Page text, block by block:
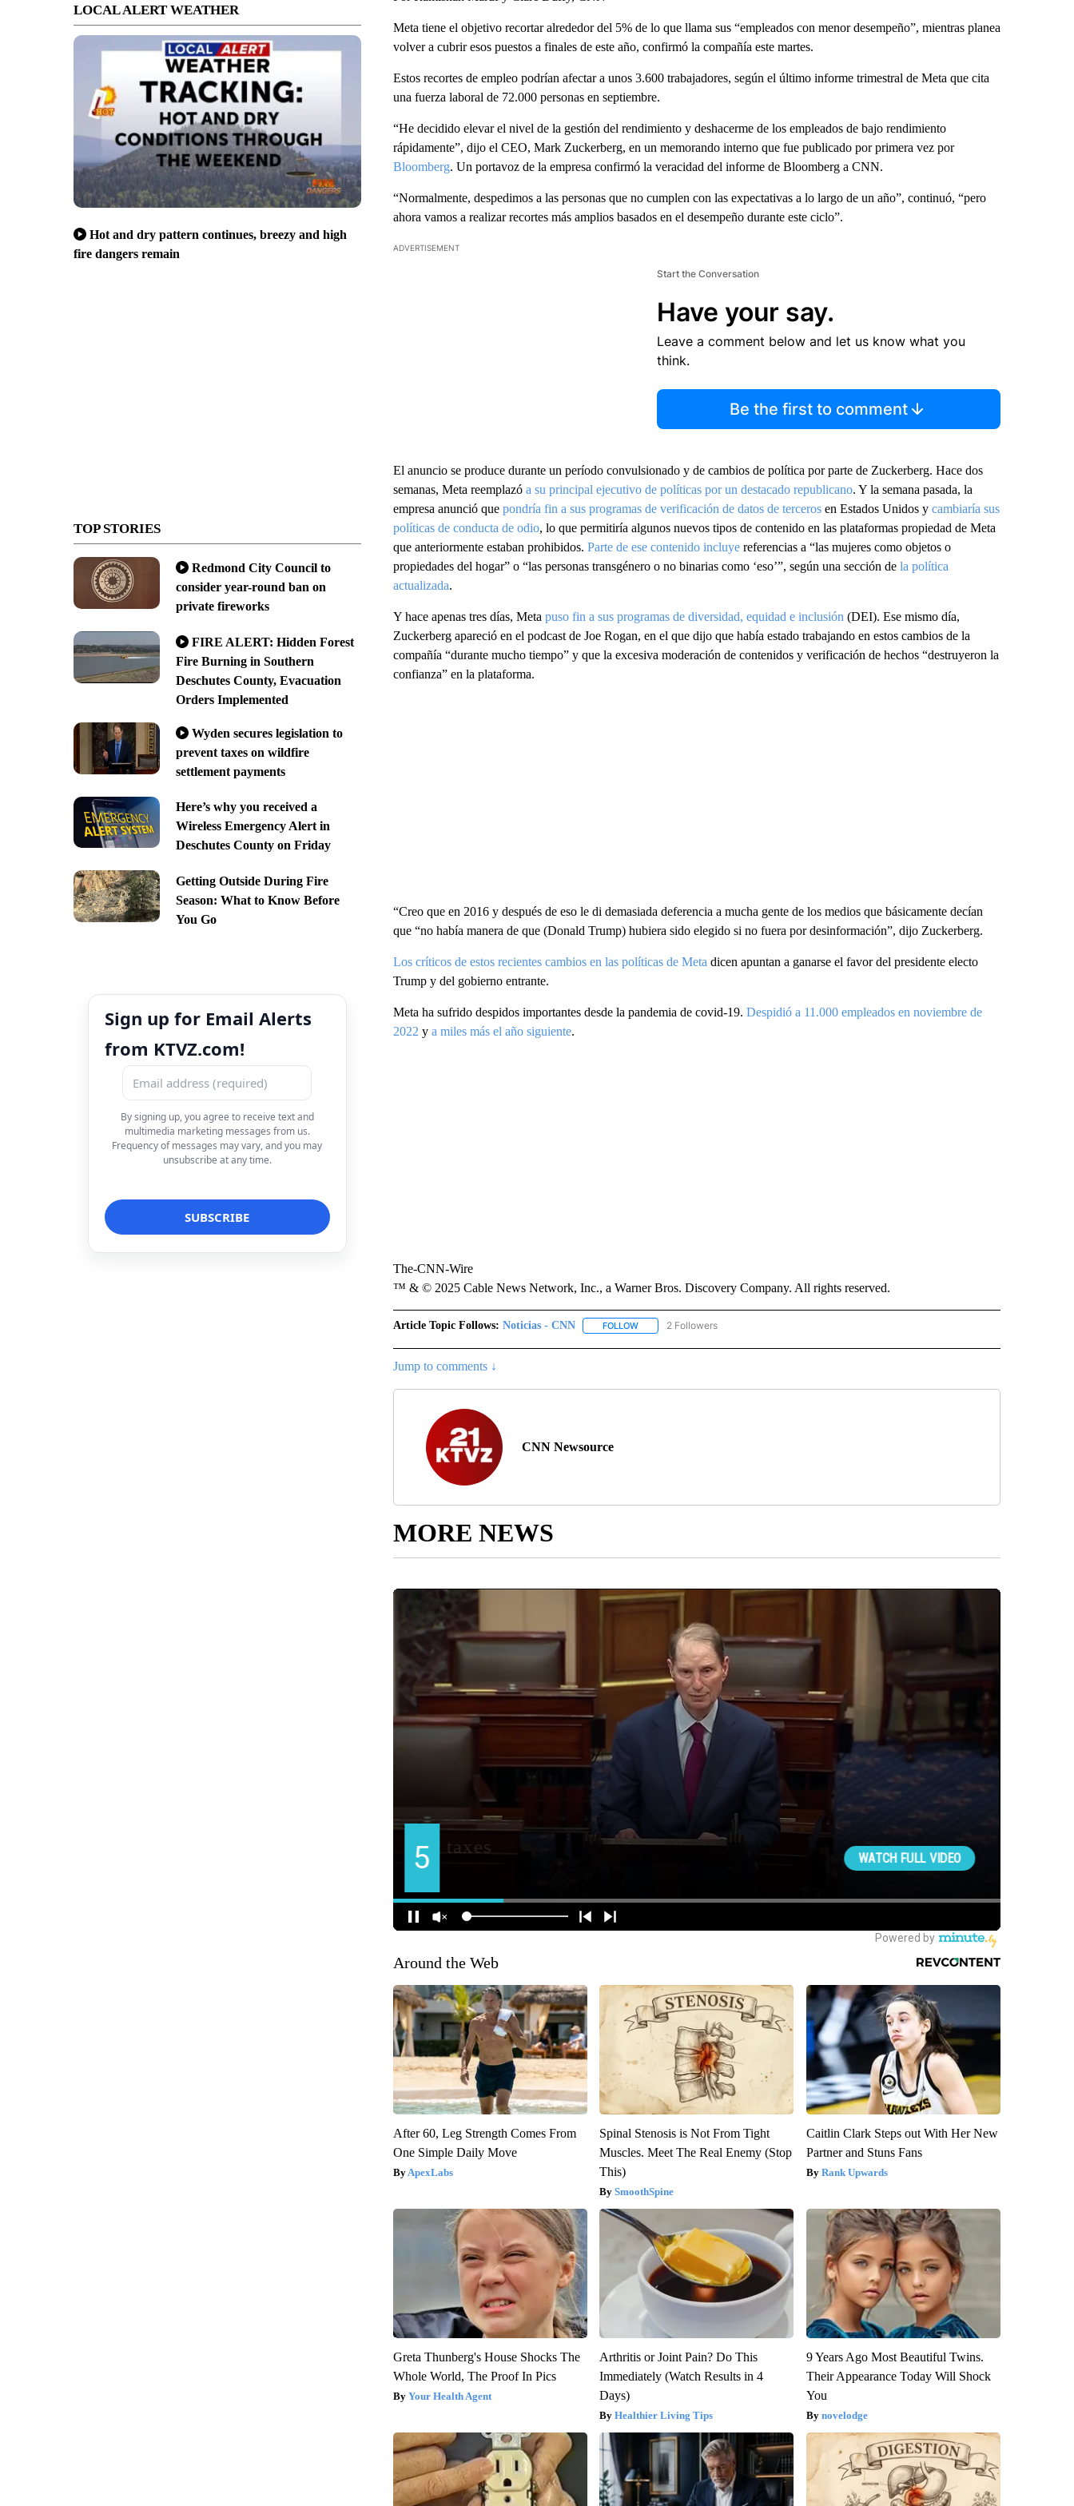
LOCAL ALERT WEATHER
Hot and dry pattern continues, breezy and high
fire dangers remain
TOP STORIES
Redmond City Council to
consider year-round ban on
private fireworks
FIRE ALERT: Hidden Forest
Fire Burning in Southern
Deschutes County, Evacuation
Orders Implemented
Wyden secures legislation to
prevent taxes on wildfire
settlement payments
Here’s why you received a
Wireless Emergency Alert in
Deschutes County on Friday
Getting Outside During Fire
Season: What to Know Before
You Go
Sign up for Email Alerts
from KTVZ.com!
By signing up, you agree to receive text and
multimedia marketing messages from us.
Frequency of messages may vary, and you may
unsubscribe at any time.
Meta tiene el objetivo recortar alrededor del 5% de lo que llama sus “empleados con menor desempeño”, mientras planea
volver a cubrir esos puestos a finales de este año, confirmó la compañía este martes.
Estos recortes de empleo podrían afectar a unos 3.600 trabajadores, según el último informe trimestral de Meta que cita
una fuerza laboral de 72.000 personas en septiembre.
“He decidido elevar el nivel de la gestión del rendimiento y deshacerme de los empleados de bajo rendimiento
rápidamente”, dijo el CEO, Mark Zuckerberg, en un memorando interno que fue publicado por primera vez por
Bloomberg. Un portavoz de la empresa confirmó la veracidad del informe de Bloomberg a CNN.
“Normalmente, despedimos a las personas que no cumplen con las expectativas a lo largo de un año”, continuó, “pero
ahora vamos a realizar recortes más amplios basados ​​en el desempeño durante este ciclo”.
ADVERTISEMENT
Start the Conversation
Have your say.
Leave a comment below and let us know what you
think.
Be the first to comment
El anuncio se produce durante un período convulsionado y de cambios de política por parte de Zuckerberg. Hace dos
semanas, Meta reemplazó a su principal ejecutivo de políticas por un destacado republicano. Y la semana pasada, la
empresa anunció que pondría fin a sus programas de verificación de datos de tercerosen Estados Unidos y cambiaría sus
políticas de conducta de odio, lo que permitiría algunos nuevos tipos de contenido en las plataformas propiedad de Meta
que anteriormente estaban prohibidos. Parte de ese contenido incluyereferencias a “las mujeres como objetos o
propiedades del hogar” o “las personas transgénero o no binarias como ‘eso’”, según una sección de la política
actualizada.
Y hace apenas tres días, Meta puso fin a sus programas de diversidad, equidad e inclusión (DEI). Ese mismo día,
Zuckerberg apareció en el podcast de Joe Rogan, en el que dijo que había estado trabajando en estos cambios de la
compañía “durante mucho tiempo” y que la excesiva moderación de contenidos y verificación de hechos “destruyeron la
confianza” en la plataforma.
“Creo que en 2016 y después de eso le di demasiada deferencia a mucha gente de los medios que básicamente decían
que “no había manera de que (Donald Trump) hubiera sido elegido si no fuera por desinformación”, dijo Zuckerberg.
Los críticos de estos recientes cambios en las políticas de Meta dicen apuntan a ganarse el favor del presidente electo
Trump y del gobierno entrante.
Meta ha sufrido despidos importantes desde la pandemia de covid-19. Despidió a 11.000 empleados en noviembre de
2022 y a miles más el año siguiente.
The-CNN-Wire
™ & © 2025 Cable News Network, Inc., a Warner Bros. Discovery Company. All rights reserved.
Article Topic Follows: Noticias - CNN FOLLOWFOLLOW "NOTICIAS - CNN" TO RECEIVE NOTIFICATIONS ABOUT NEW PAGES ON "NOTICIAS - CNN".
2 Followers
Jump to comments ↓
CNN Newsource
MORE NEWS
Around the Web
After 60, Leg Strength Comes From
One Simple Daily Move
ApexLabs
Spinal Stenosis is Not From Tight
Muscles. Meet The Real Enemy (Stop
This)
SmoothSpine
Caitlin Clark Steps out With Her New
Partner and Stuns Fans
Rank Upwards
Greta Thunberg's House Shocks The
Whole World, The Proof In Pics
Your Health Agent
Arthritis or Joint Pain? Do This
Immediately (Watch Results in 4
Days)
Healthier Living Tips
9 Years Ago Most Beautiful Twins.
Their Appearance Today Will Shock
You
novelodge